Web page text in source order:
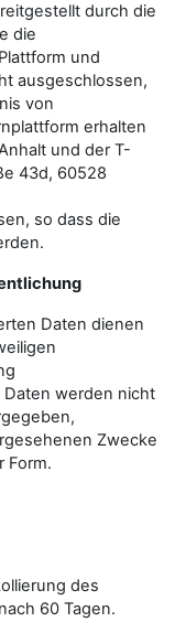
durch die
die
und
ausgeschlossen,
von
erhalten
und der T-
43d, 60528
so dass die
Daten dienen
Daten werden nicht
Zwecke
Form.
des
60 Tagen.